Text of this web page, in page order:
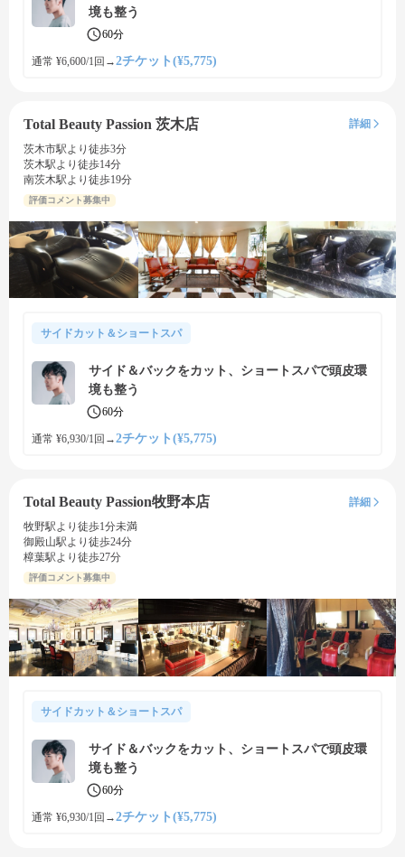
境も整う
60分
通常 ¥6,600/1回 →2チケット(¥5,775)
Total Beauty Passion 茨木店
詳細
茨木市駅より徒歩3分
茨木駅より徒歩14分
南茨木駅より徒歩19分
評価コメント募集中
サイドカット＆ショートスパ
サイド＆バックをカット、ショートスパで頭皮環
境も整う
60分
通常 ¥6,930/1回 →2チケット(¥5,775)
Total Beauty Passion牧野本店
詳細
牧野駅より徒歩1分未満
御殿山駅より徒歩24分
樟葉駅より徒歩27分
評価コメント募集中
サイドカット＆ショートスパ
サイド＆バックをカット、ショートスパで頭皮環
境も整う
60分
通常 ¥6,930/1回 →2チケット(¥5,775)